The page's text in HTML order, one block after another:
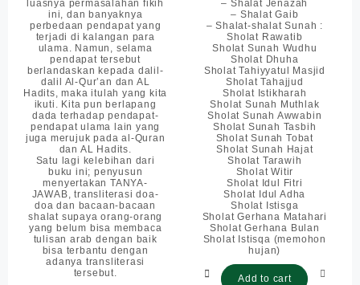
luasnya permasalahan fikih
ini, dan banyaknya
perbedaan pendapat yang
terjadi di kalangan para
ulama. Namun, selama
pendapat tersebut
berlandaskan kepada dalil-
dalil Al-Qur’an dan AL
Hadits, maka itulah yang kita
ikuti. Kita pun berlapang
dada terhadap pendapat-
pendapat ulama lain yang
juga merujuk pada al-Quran
dan AL Hadits.
Satu lagi kelebihan dari
buku ini; penyusun
menyertakan TANYA-
JAWAB, transliterasi doa-
doa dan bacaan-bacaan
shalat supaya orang-orang
yang belum bisa membaca
tulisan arab dengan baik
bisa terbantu dengan
adanya transliterasi
tersebut.
– Shalat Jenazah
– Shalat Gaib
– Shalat-shalat Sunah :
Sholat Rawatib
Sholat Sunah Wudhu
Sholat Dhuha
Sholat Tahiyyatul Masjid
Sholat Tahajjud
Sholat Istikharah
Sholat Sunah Muthlak
Sholat Sunah Awwabin
Sholat Sunah Tasbih
Sholat Sunah Tobat
Sholat Sunah Hajat
Sholat Tarawih
Sholat Witir
Sholat Idul Fitri
Sholat Idul Adha
Sholat Istisga
Sholat Gerhana Matahari
Sholat Gerhana Bulan
Sholat Istisqa (memohon
hujan)
Add to cart